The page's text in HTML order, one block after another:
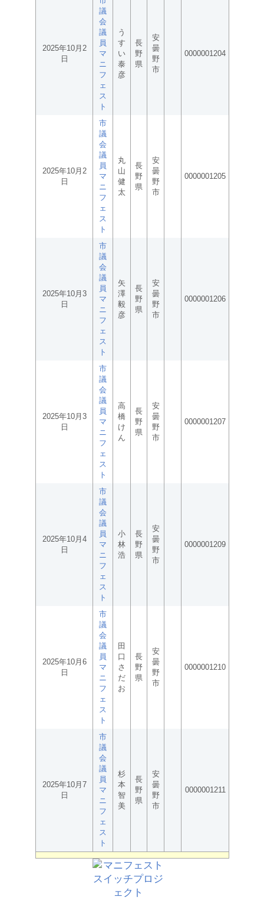
2025年10月2
日
議
会
議
員
マ
ニ
フ
ェ
ス
ト
う
す
い
泰
彦
長
野
県
安
曇
野
市
0000001204
2025年10月2
日
市
議
会
議
員
マ
ニ
フ
ェ
ス
ト
丸
山
健
太
長
野
県
安
曇
野
市
0000001205
2025年10月3
日
市
議
会
議
員
マ
ニ
フ
ェ
ス
ト
矢
澤
毅
彦
長
野
県
安
曇
野
市
0000001206
2025年10月3
日
市
議
会
議
員
マ
ニ
フ
ェ
ス
ト
高
橋
け
ん
長
野
県
安
曇
野
市
0000001207
2025年10月4
日
市
議
会
議
員
マ
ニ
フ
ェ
ス
ト
小
林
浩
長
野
県
安
曇
野
市
0000001209
2025年10月6
日
市
議
会
議
員
マ
ニ
フ
ェ
ス
ト
田
口
さ
だ
お
長
野
県
安
曇
野
市
0000001210
2025年10月7
日
市
議
会
議
員
マ
ニ
フ
ェ
ス
ト
杉
本
智
美
長
野
県
安
曇
野
市
0000001211